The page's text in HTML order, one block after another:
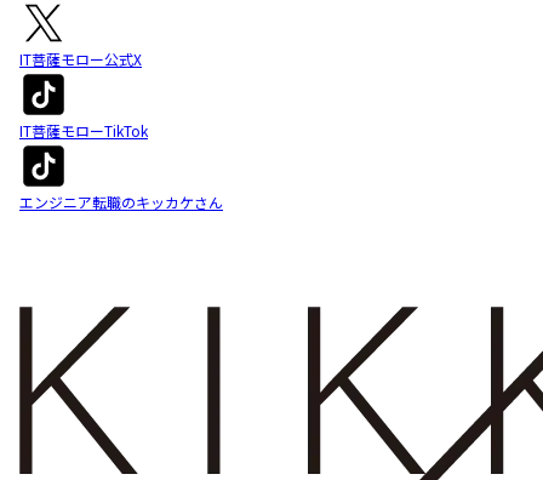
IT菩薩モロー公式X
IT菩薩モローTikTok
エンジニア転職のキッカケさん